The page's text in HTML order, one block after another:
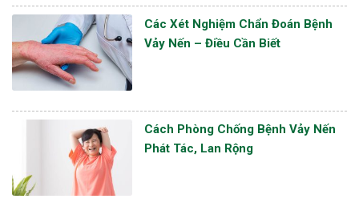
Các Xét Nghiệm Chẩn Đoán Bệnh
Vảy Nến – Điều Cần Biết
Cách Phòng Chống Bệnh Vảy Nến
Phát Tác, Lan Rộng